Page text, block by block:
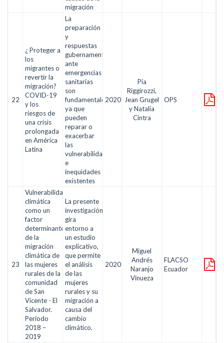
migración
22
¿ Proteger a
los
migrantes o
revertir la
migración?
COVID-19
y los
riesgos de
una crisis
prolongada
en América
Latina
La
preparación
y
respuestas
gubernamentales
ante
emergencias
sanitarias
son
fundamentales
ya que
pueden
reparar o
exacerbar
las
vulnerabilidades
e
inequidades
existentes
2020
Pia
Riggirozzi,
Jean Grugel
y Natalia
Cintra
OPS
23
Vulnerabilidad
climática
como un
factor
determinante
de la
migración
climática de
las mujeres
rurales de la
comunidad
de San
Vicente - El
Salvador.
Período
2018 –
2019
La presente
investigación
gira
entorno a
un estudio
explicativo,
que permite
el análisis
de las
mujeres
rurales y su
migración a
causa del
cambio
climático.
2020
Miguel
Andrés
Naranjo
Vinueza
FLACSO
Ecuador